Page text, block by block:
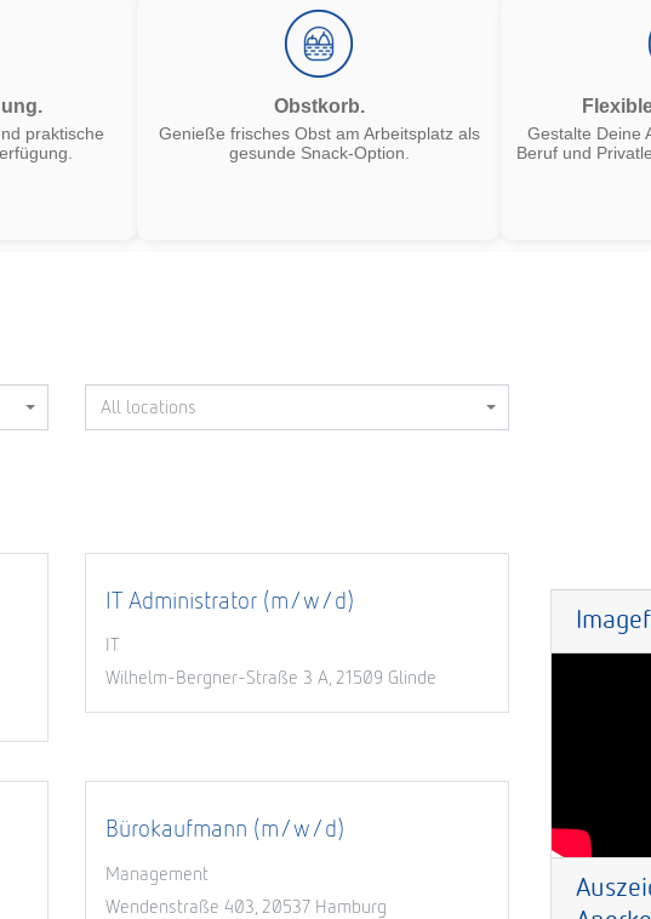
All locations
IT Administrator (m/w/d)
IT
Wilhelm-Bergner-Straße 3 A, 21509 Glinde
Bürokaufmann (m/w/d)
Management
Wendenstraße 403, 20537 Hamburg